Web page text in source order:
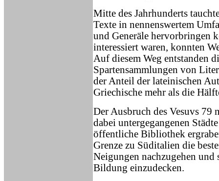
Mitte des Jahrhunderts
Texte in nennenswertem
und Generäle hervorbringen
interessiert waren, konnten
Auf diesem Weg entstanden
Spartensammlungen von
der Anteil der lateinischen
Griechische mehr als die
Der Ausbruch des Vesuvs
dabei untergegangenen
öffentliche Bibliothek
Grenze zu Süditalien die
Neigungen nachzugehen und
Bildung einzudecken.